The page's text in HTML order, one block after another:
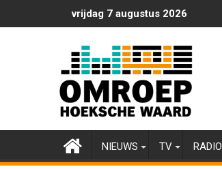
naar
vrijdag 7 augustus 2026
NIEUWS TV RADIO